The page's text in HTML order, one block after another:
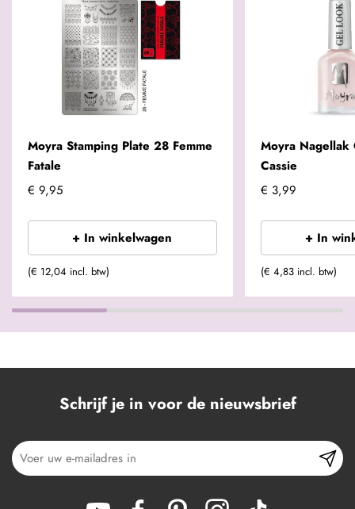
Moyra Stamping Plate 28 Femme
Fatale
€ 9,95
+ In winkelwagen
(€ 12,04 incl. btw)
Moyra Nagellak
Cassie
€ 3,99
+ In
(€ 4,83 incl. btw)
Schrijf je in voor de nieuwsbrief